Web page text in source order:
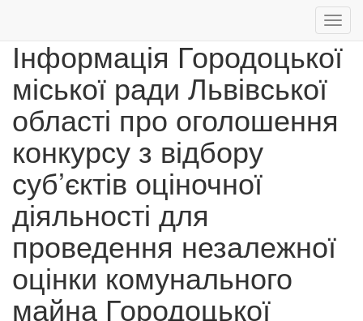
Перейти
основного
Інформація Городоцької
міської ради Львівської
області про оголошення
конкурсу з відбору
суб’єктів оціночної
діяльності для
проведення незалежної
оцінки комунального
майна Городоцької